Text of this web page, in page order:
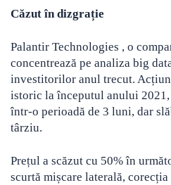
Căzut în dizgrație
Palantir Technologies , o
concentrează pe analiza big
investitorilor anul trecut.
istoric la începutul anului 2021,
într-o perioadă de 3 luni, dar
târziu.
Prețul a scăzut cu 50% în
scurtă mișcare laterală,